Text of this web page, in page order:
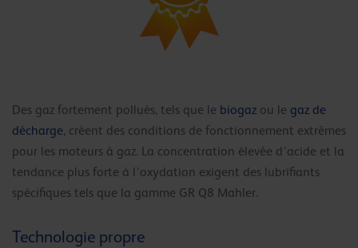
Des gaz fortement pollués, tels que le biogaz ou le gaz de
décharge, créent des conditions de fonctionnement extrêmes
pour les moteurs à gaz. La concentration élevée d’acide et la
tendance plus forte à l’oxydation exigent des lubrifiants
spécifiques tels que la gamme GR Q8 Mahler.
Technologie propre